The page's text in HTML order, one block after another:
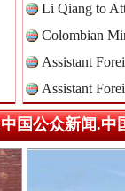
网.
网.
三轮上
Li Qiang to
Colombian
Assistant
Assistant
国公众新闻.中